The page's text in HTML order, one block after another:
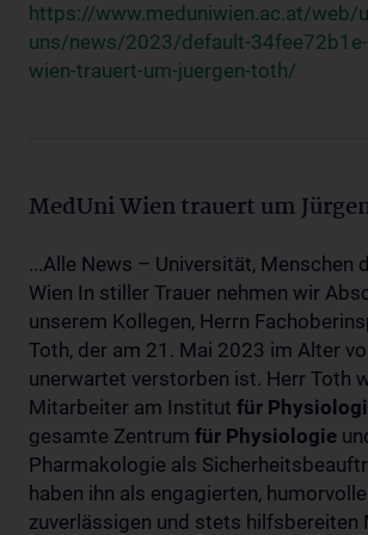
https://www.meduniwien.ac.at/web/
uns/news/2023/default-
wien-trauert-um-juergen-toth/
MedUni Wien trauert um
...Alle News – Universität, Menschen
Wien In stiller Trauer nehmen wir
unserem Kollegen, Herrn
Toth, der am 21. Mai 2023 im Alter
unerwartet verstorben ist. Herr Toth
Mitarbeiter am Institut für
gesamte Zentrum für Physiologie
Pharmakologie als
haben ihn als engagierten,
zuverlässigen und stets hilfsbereiten